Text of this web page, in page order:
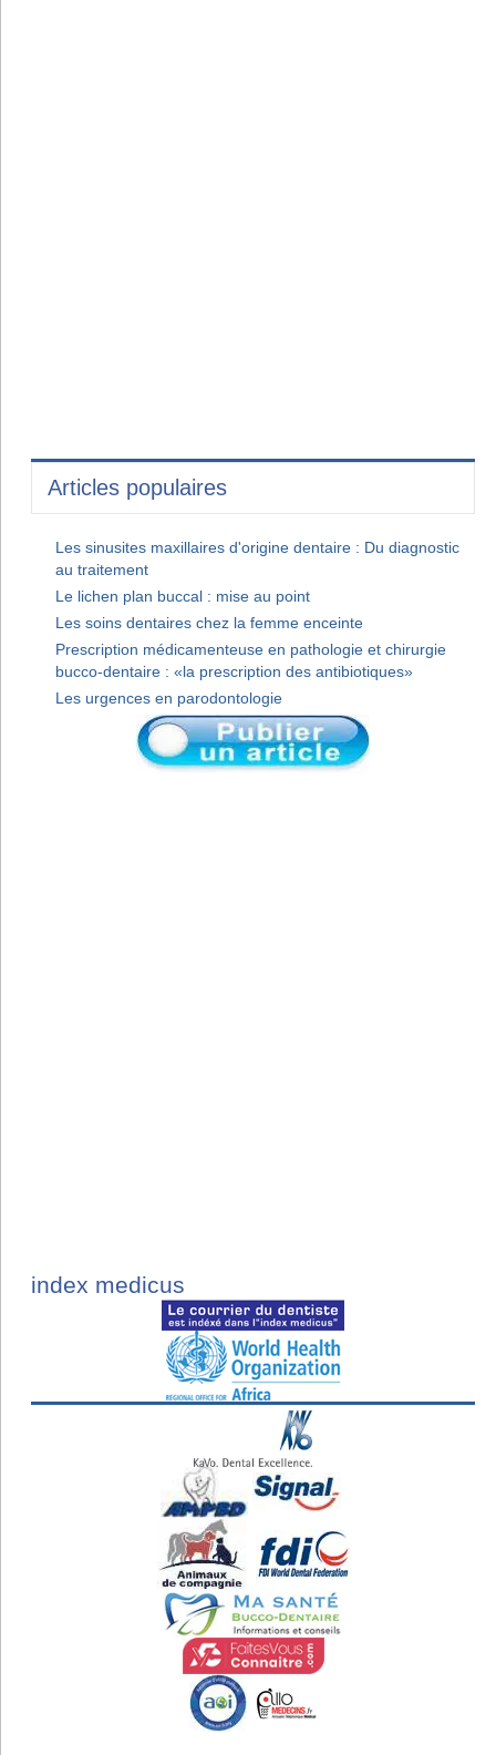
Articles populaires
Les sinusites maxillaires d'origine dentaire : Du diagnostic
au traitement
Le lichen plan buccal : mise au point
Les soins dentaires chez la femme enceinte
Prescription médicamenteuse en pathologie et chirurgie
bucco-dentaire : «la prescription des antibiotiques»
Les urgences en parodontologie
index medicus